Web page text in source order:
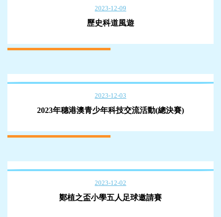
2023-12-09
歷史科道風遊
2023-12-03
2023年穗港澳青少年科技交流活動(總決賽)
2023-12-02
鄭植之盃小學五人足球邀請賽